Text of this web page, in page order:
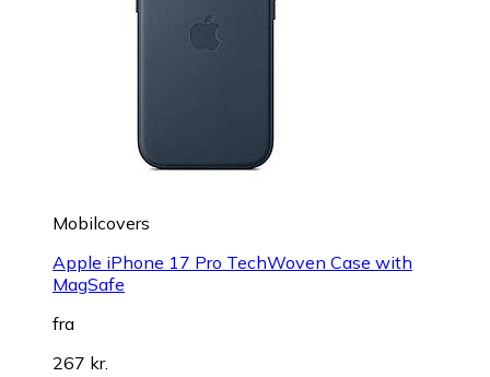
Mobilcovers
Apple iPhone 17 Pro TechWoven Case with
MagSafe
fra
267 kr.